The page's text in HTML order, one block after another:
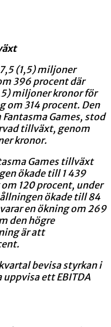
(1,5) miljoner
396 procent där
miljoner kronor för
om 314 procent. Den
Games, stod
tillväxt, genom
kronor.
Games tillväxt
ökade till 1 439
120 procent, under
ökade till 84
en ökning om 269
den högre
är att
bevisa styrkan i
ett EBITDA